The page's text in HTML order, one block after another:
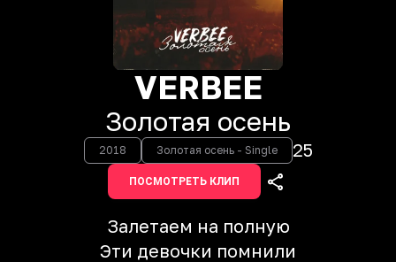
VERBEE
Золотая осень
2018 Золотая осень - Single 25
ПОСМОТРЕТЬ КЛИП
Залетаем на полную
Эти девочки помнили